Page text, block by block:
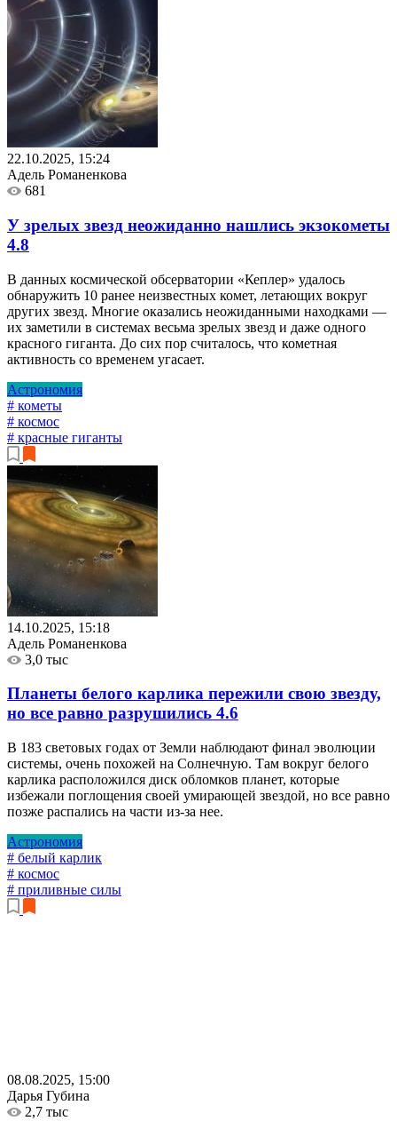
22.10.2025, 15:24
Адель Романенкова
681
У зрелых звезд неожиданно нашлись экзокометы
4.8
В данных космической обсерватории «Кеплер» удалось
обнаружить 10 ранее неизвестных комет, летающих вокруг
других звезд. Многие оказались неожиданными находками —
их заметили в системах весьма зрелых звезд и даже одного
красного гиганта. До сих пор считалось, что кометная
активность со временем угасает.
Астрономия
# кометы
# космос
# красные гиганты
14.10.2025, 15:18
Адель Романенкова
3,0 тыс
Планеты белого карлика пережили свою звезду,
но все равно разрушились 4.6
В 183 световых годах от Земли наблюдают финал эволюции
системы, очень похожей на Солнечную. Там вокруг белого
карлика расположился диск обломков планет, которые
избежали поглощения своей умирающей звездой, но все равно
позже распались на части из-за нее.
Астрономия
# белый карлик
# космос
# приливные силы
08.08.2025, 15:00
Дарья Губина
2,7 тыс